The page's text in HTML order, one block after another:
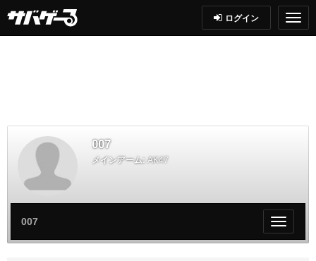
ログイン
007
メインアーム: AK47
My
ペ
007